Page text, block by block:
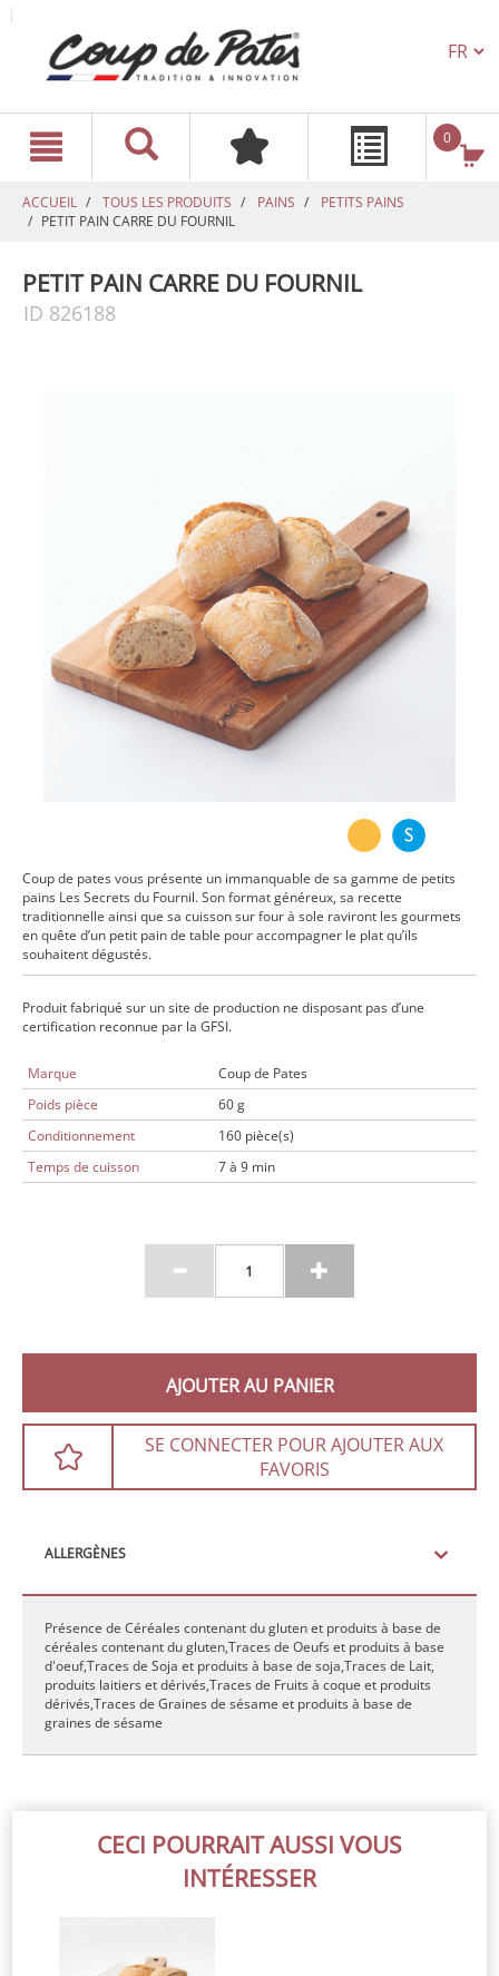
0
ACCUEIL TOUS LES PRODUITS PAINS
PETITS PAINS
PETIT PAIN CARRE DU FOURNIL
PETIT PAIN CARRE DU FOURNIL
ID 826188
Coup de pates vous présente un immanquable de sa gamme de petits
pains Les Secrets du Fournil. Son format généreux, sa recette
traditionnelle ainsi que sa cuisson sur four à sole raviront les gourmets
en quête d’un petit pain de table pour accompagner le plat qu’ils
souhaitent dégustés.
Produit fabriqué sur un site de production ne disposant pas d’une
certification reconnue par la GFSI.
Marque
Coup de Pates
Poids pièce
60 g
Conditionnement
160 pièce(s)
Temps de cuisson
7 à 9 min
AJOUTER AU PANIER
SE CONNECTER POUR AJOUTER AUX
FAVORIS
ALLERGÈNES
Présence de Céréales contenant du gluten et produits à base de
céréales contenant du gluten,Traces de Oeufs et produits à base
d'oeuf,Traces de Soja et produits à base de soja,Traces de Lait,
produits laitiers et dérivés,Traces de Fruits à coque et produits
dérivés,Traces de Graines de sésame et produits à base de
graines de sésame
CECI POURRAIT AUSSI VOUS
INTÉRESSER